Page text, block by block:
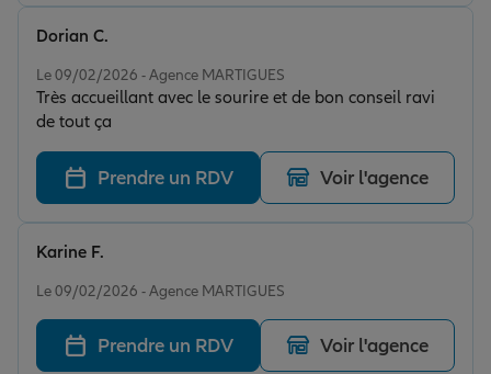
Le 09/02/2026 - Agence MARTIGUES
Très accueillant avec le sourire et de bon conseil ravi
de tout ça
Dorian C.
Prendre un RDV Voir l'agence
Le 09/02/2026 - Agence MARTIGUES
Karine F.
Prendre un RDV Voir l'agence